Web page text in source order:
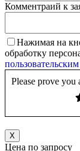
Комментраий к
Нажимая на
обработку
Please prove you
X
Цена по запросу